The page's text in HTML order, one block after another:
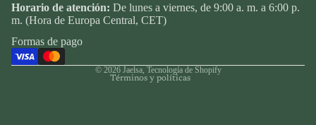
Horario de atención: De lunes a viernes, de 9:00 a. m. a 6:00 p.
m. (Hora de Europa Central, CET)
Formas de pago
© 2026 Jaelsa, Tecnología de Shopify
Términos y políticas
Política de reembolso